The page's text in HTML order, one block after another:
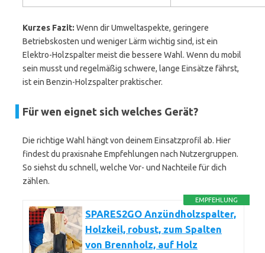
Kurzes Fazit: Wenn dir Umweltaspekte, geringere
Betriebskosten und weniger Lärm wichtig sind, ist ein
Elektro-Holzspalter meist die bessere Wahl. Wenn du mobil
sein musst und regelmäßig schwere, lange Einsätze fährst,
ist ein Benzin-Holzspalter praktischer.
Für wen eignet sich welches Gerät?
Die richtige Wahl hängt von deinem Einsatzprofil ab. Hier
findest du praxisnahe Empfehlungen nach Nutzergruppen.
So siehst du schnell, welche Vor- und Nachteile für dich
zählen.
EMPFEHLUNG
SPARES2GO Anzündholzspalter,
Holzkeil, robust, zum Spalten
von Brennholz, auf Holz